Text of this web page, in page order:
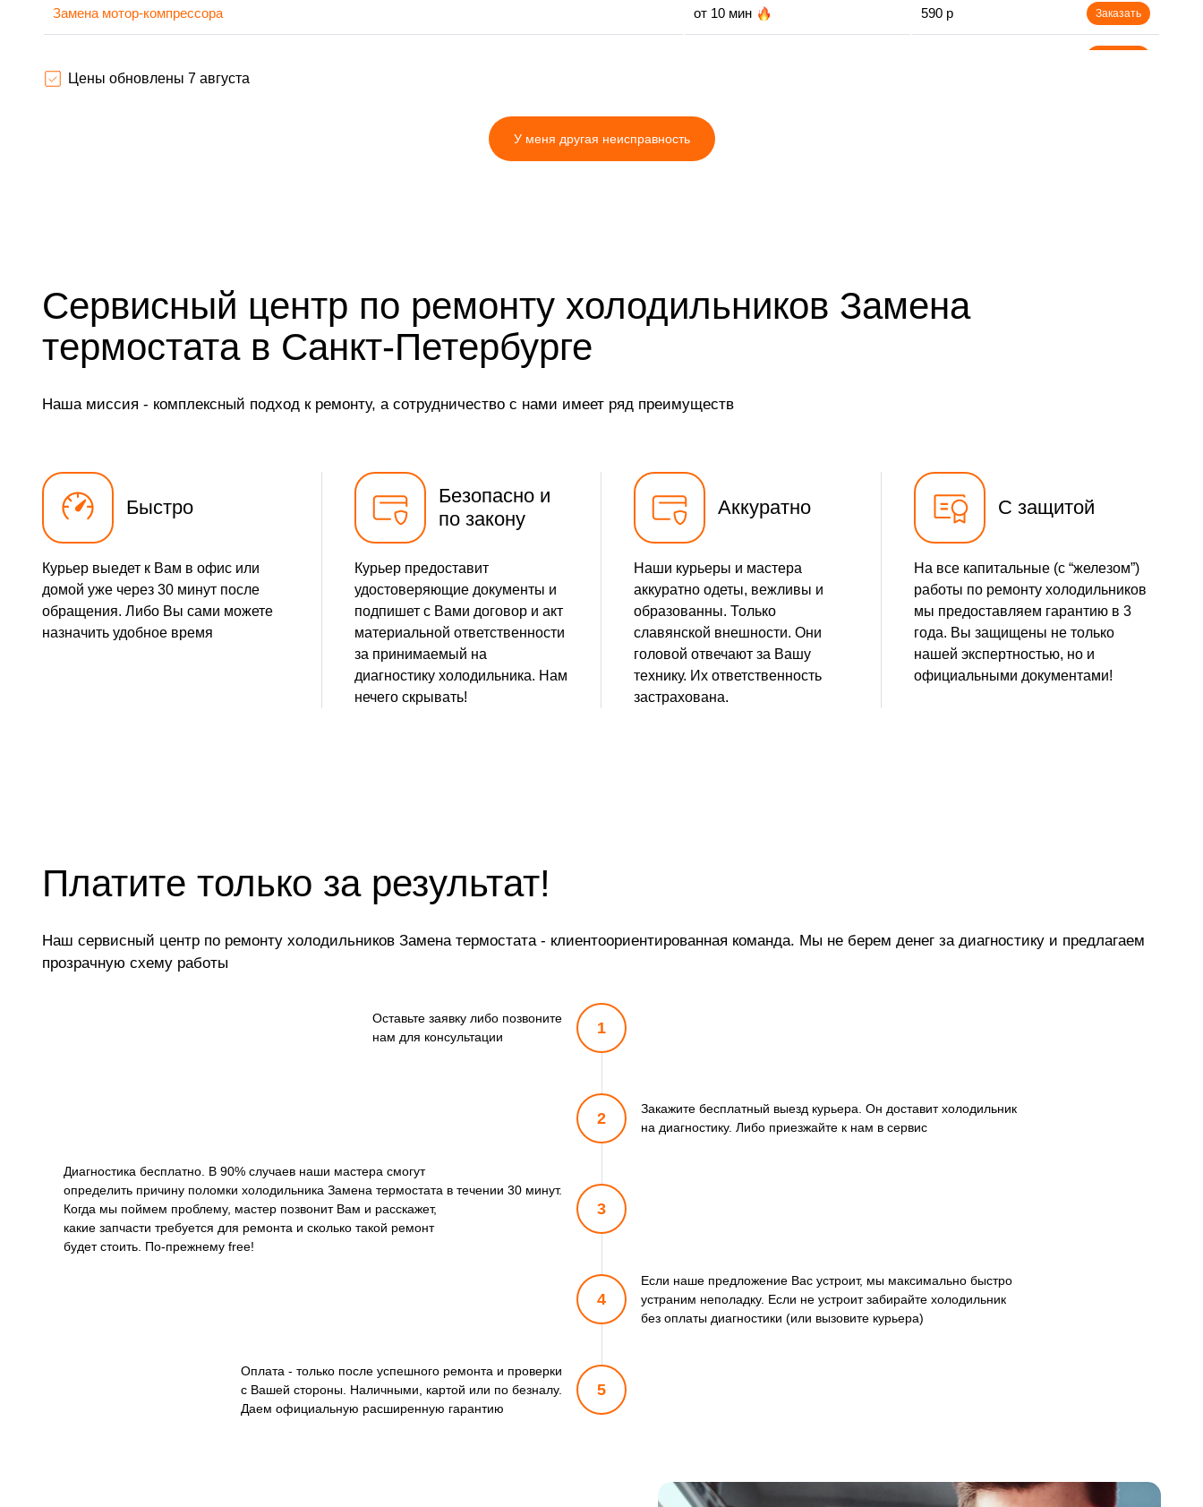
Замена мотор-компрессора от 10 мин 590 р Заказать
от 35 мин
Замена ТЭН от 30 мин 500 р
Замена фильтра осушителя
Замена электросхемы от 15 мин
Цены обновлены 7 августа
У меня другая неисправность
Сервисный центр по ремонту холодильников Замена
термостата в Санкт-Петербурге
Наша миссия - комплексный подход к ремонту, а сотрудничество с нами имеет ряд преимуществ
Быстро
Курьер выедет к Вам в офис или
домой уже через 30 минут после
обращения. Либо Вы сами можете
назначить удобное время
Безопасно и
по закону
Курьер предоставит
удостоверяющие документы и
подпишет с Вами договор и акт
материальной ответственности
за принимаемый на
диагностику холодильника. Нам
нечего скрывать!
Аккуратно
Наши курьеры и мастера
аккуратно одеты, вежливы и
образованны. Только
славянской внешности. Они
головой отвечают за Вашу
технику. Их ответственность
застрахована.
С защитой
На все капитальные (с “железом”)
работы по ремонту холодильников
мы предоставляем гарантию в 3
года. Вы защищены не только
нашей экспертностью, но и
официальными документами!
Платите только за результат!
Наш сервисный центр по ремонту холодильников Замена термостата - клиентоориентированная команда. Мы не берем денег за диагностику и предлагаем
прозрачную схему работы
Оставьте заявку либо позвоните
нам для консультации
Диагностика бесплатно. В 90% случаев наши мастера смогут
определить причину поломки холодильника Замена термостата в течении 30 минут.
Когда мы поймем проблему, мастер позвонит Вам и расскажет,
какие запчасти требуется для ремонта и сколько такой ремонт
будет стоить. По-прежнему free!
Оплата - только после успешного ремонта и проверки
с Вашей стороны. Наличными, картой или по безналу.
Даем официальную расширенную гарантию
1
2
3
4
5
Закажите бесплатный выезд курьера. Он доставит холодильник
на диагностику. Либо приезжайте к нам в сервис
Если наше предложение Вас устроит, мы максимально быстро
устраним неполадку. Если не устроит забирайте холодильник
без оплаты диагностики (или вызовите курьера)